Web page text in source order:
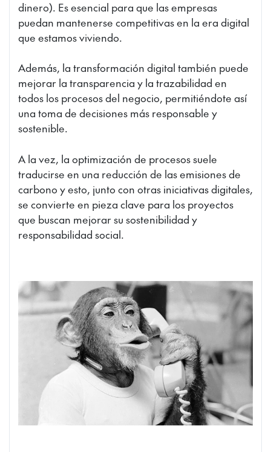
dinero). Es esencial para que las empresas
puedan mantenerse competitivas en la era digital
que estamos viviendo.
Además, la transformación digital también puede
mejorar la transparencia y la trazabilidad en
todos los procesos del negocio, permitiéndote así
una toma de decisiones más responsable y
sostenible.
A la vez, la optimización de procesos suele
traducirse en una reducción de las emisiones de
carbono y esto, junto con otras iniciativas digitales,
se convierte en pieza clave para los proyectos
que buscan mejorar su sostenibilidad y
responsabilidad social.